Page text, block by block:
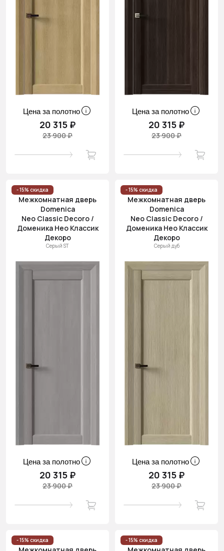
Цена за полотно
20 315 ₽
23 900 ₽
Цена за полотно
20 315 ₽
23 900 ₽
- 15% скидка
Межкомнатная дверь
Domenica
Neo Classic Decoro /
Доменика Нео Классик
Декоро
Серый ST
Цена за полотно
20 315 ₽
23 900 ₽
- 15% скидка
Межкомнатная дверь
Domenica
Neo Classic Decoro /
Доменика Нео Классик
Декоро
Серый дуб
Цена за полотно
20 315 ₽
23 900 ₽
- 15% скидка - 15% скидка